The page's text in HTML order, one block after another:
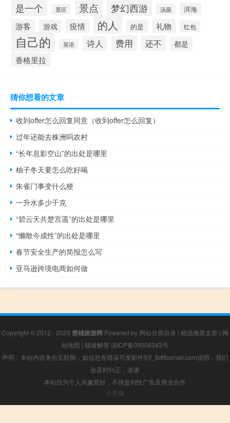
是一个 景区 景点 梦幻西游 汤圆 洱海
游客 游戏 疫情 的人 的是 礼物 红包
自己的 英语 诗人 费用 还不 都是
香格里拉
猜你想看的文章
收到offer怎么回复同意（收到offer怎么回复）
过年还能去株洲吗农村
“长年息影空山”的出处是哪里
柚子冬天要怎么吃好喝
朱雀门事变什么梗
一升水多少千克
“碧云天共楚宫遥”的出处是哪里
“懒散今成性”的出处是哪里
春节安全生产的简报怎么写
亚马逊跨境电商如何做
Copyright © 2012 - 2026 楚雄旅游网 Powered by 网站分类目录 | 精选推荐文章 | 网
站地图 | 疑难解答 滇ICP备09006343号
声明：本站内容来自互联网，如信息有错误可发邮件到f_fb#foxmail.com说明，我们
会及时纠正，谢谢
本站仅为个人兴趣爱好，不接盈利性广告及商业合作
小男孩